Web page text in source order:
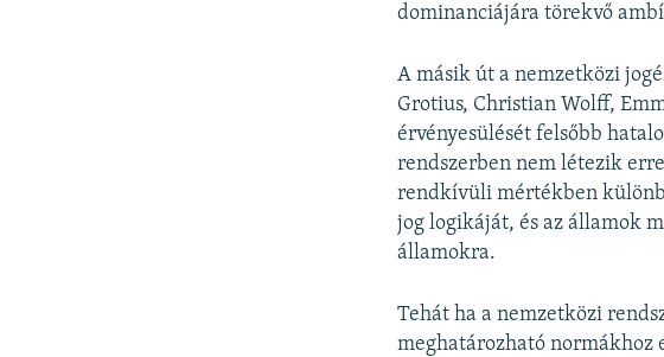
dominanciájára törekvő
A másik út a nemzetközi
Grotius, Christian Wolff,
érvényesülését felsőbb
rendszerben nem létezik
rendkívüli mértékben
jog logikáját, és az államok
államokra.
Tehát ha a nemzetközi
meghatározható normákhoz